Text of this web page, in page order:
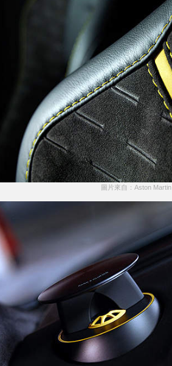
圖片來自：Aston Martin